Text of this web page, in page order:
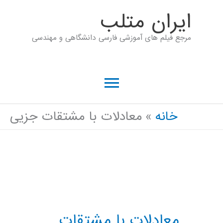
ايران متلب
مرجع فیلم های آموزشی فارسی دانشگاهی و مهندسی
فهرست
اصلی
خانه معادلات با مشتقات جزیی